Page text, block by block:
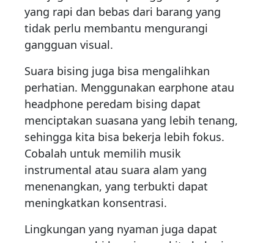
yang rapi dan bebas dari barang yang
tidak perlu membantu mengurangi
gangguan visual.
Suara bising juga bisa mengalihkan
perhatian. Menggunakan earphone atau
headphone peredam bising dapat
menciptakan suasana yang lebih tenang,
sehingga kita bisa bekerja lebih fokus.
Cobalah untuk memilih musik
instrumental atau suara alam yang
menenangkan, yang terbukti dapat
meningkatkan konsentrasi.
Lingkungan yang nyaman juga dapat